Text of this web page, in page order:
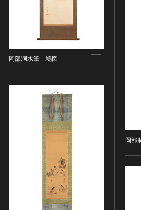
岡部洞水筆 鳩図
岡部
陶芸
その他
生活文化
民俗
有形民俗文化財
無形民俗文化財
史跡
古墳
社寺跡又は旧境内
城跡
集落跡
その他